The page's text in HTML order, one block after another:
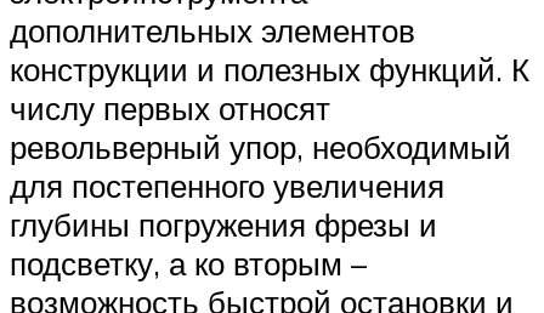
дополнительных элементов
конструкции и полезных функций. К
числу первых относят
револьверный упор, необходимый
для постепенного увеличения
глубины погружения фрезы и
подсветку, а ко вторым –
возможность быстрой остановки и